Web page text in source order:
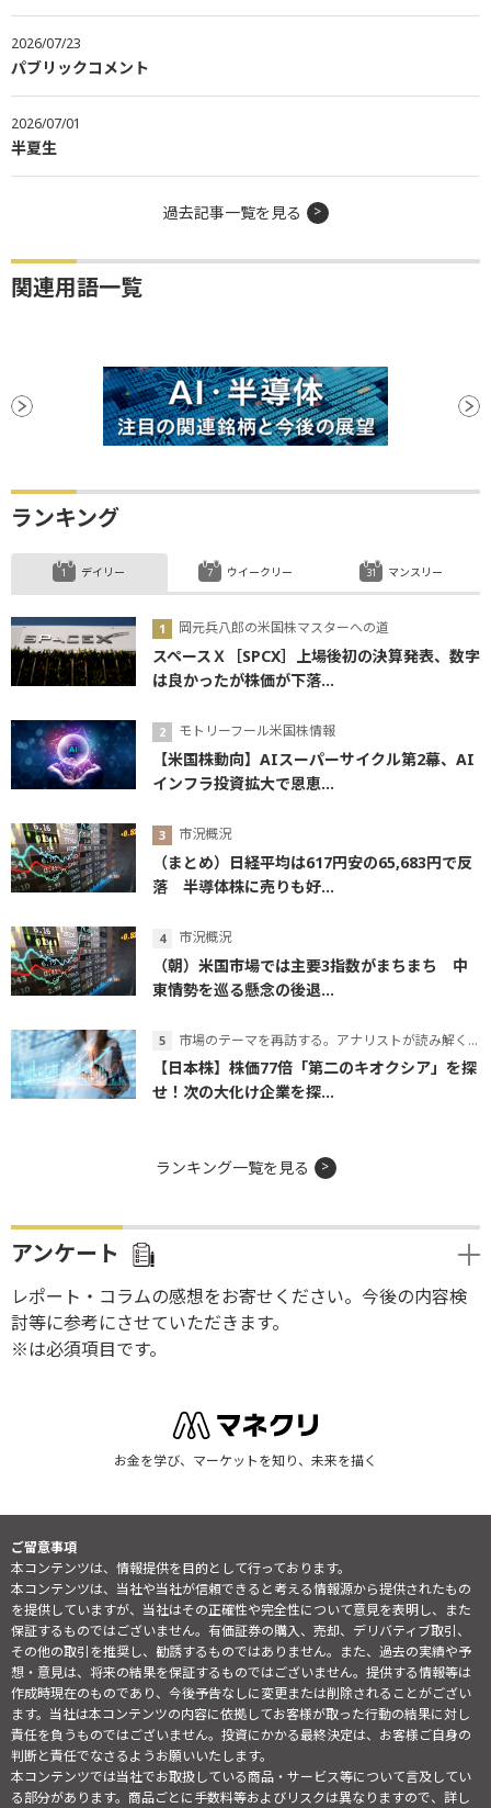
2026/07/23
パブリックコメント
2026/07/01
半夏生
過去記事一覧を見る
関連用語一覧
ランキング
デイリー
岡元兵八郎の米国株マスターへの道
スペースＸ［SPCX］上場後初の決算発表、数字
は良かったが株価が下落...
モトリーフール米国株情報
【米国株動向】AIスーパーサイクル第2幕、AI
インフラ投資拡大で恩恵...
市況概況
（まとめ）日経平均は617円安の65,683円で反
落 半導体株に売りも好...
市況概況
（朝）米国市場では主要3指数がまちまち 中
東情勢を巡る懸念の後退...
市場のテーマを再訪する。アナリストが読み解くテーマの本質
【日本株】株価77倍「第二のキオクシア」を探
せ！次の大化け企業を探...
ウイークリー マンスリー
ランキング一覧を見る
アンケート
レポート・コラムの感想をお寄せください。今後の内容検
討等に参考にさせていただきます。
※は必須項目です。
お金を学び、マーケットを知り、未来を描く
ご留意事項
本コンテンツは、情報提供を目的として行っております。
本コンテンツは、当社や当社が信頼できると考える情報源から提供されたもの
を提供していますが、当社はその正確性や完全性について意見を表明し、また
保証するものではございません。有価証券の購入、売却、デリバティブ取引、
その他の取引を推奨し、勧誘するものではありません。また、過去の実績や予
想・意見は、将来の結果を保証するものではございません。提供する情報等は
作成時現在のものであり、今後予告なしに変更または削除されることがござい
ます。当社は本コンテンツの内容に依拠してお客様が取った行動の結果に対し
責任を負うものではございません。投資にかかる最終決定は、お客様ご自身の
判断と責任でなさるようお願いいたします。
本コンテンツでは当社でお取扱している商品・サービス等について言及してい
る部分があります。商品ごとに手数料等およびリスクは異なりますので、詳し